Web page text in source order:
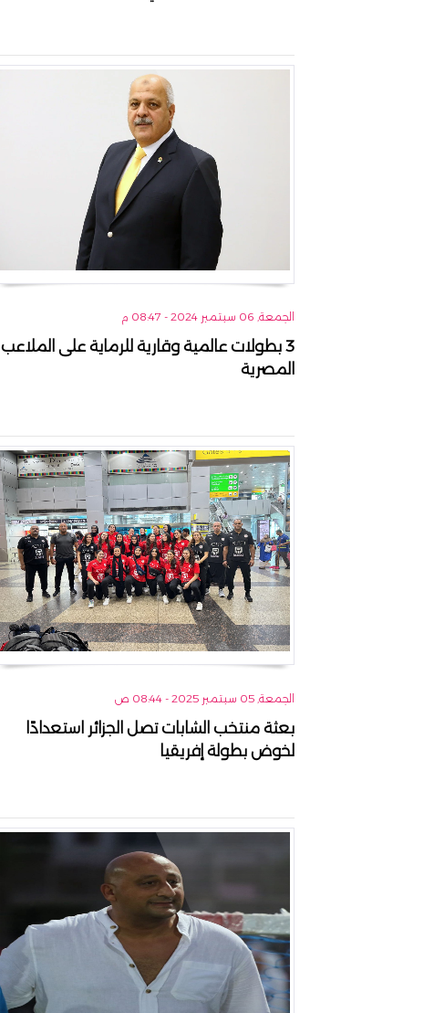
الجمعة, 06 سبتمبر 2024 - 08:47 م
3 بطولات عالمية وقارية للرماية على الملاعب
المصرية
الجمعة, 05 سبتمبر 2025 - 08:44 ص
بعثة منتخب الشابات تصل الجزائر استعدادًا
لخوض بطولة إفريقيا